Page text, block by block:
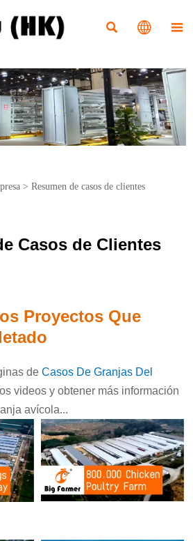
  
> Resumen de casos de clientes
Casos de Clientes
Proyectos Que
deCasos De Granjas Del
videos y obtener más información
avícola...